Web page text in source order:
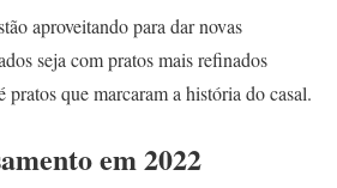
aproveitando para dar novas
seja com pratos mais refinados
pratos que marcaram a história do casal.
em 2022